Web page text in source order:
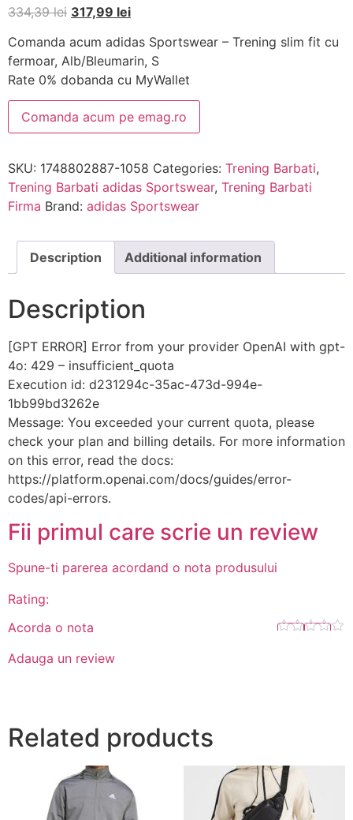
334,39lei 317,99 lei
Comanda acum adidas Sportswear – Trening slim fit cu
fermoar, Alb/Bleumarin, S
Rate 0% dobanda cu MyWallet
Comanda acum pe emag.ro
SKU: 1748802887-1058 Categories: Trening Barbati,
Trening Barbati adidas Sportswear, Trening Barbati
Firma Brand: adidas Sportswear
Description Additional information
Description
[GPT ERROR] Error from your provider OpenAI with gpt-
4o: 429 – insufficient_quota
Execution id: d231294c-35ac-473d-994e-
1bb99bd3262e
Message: You exceeded your current quota, please
check your plan and billing details. For more information
on this error, read the docs:
https://platform.openai.com/docs/guides/error-
codes/api-errors.
Fii primul care scrie un review
Spune-ti parerea acordand o nota produsului
Rating:
Acorda o nota
Adauga un review
Related products